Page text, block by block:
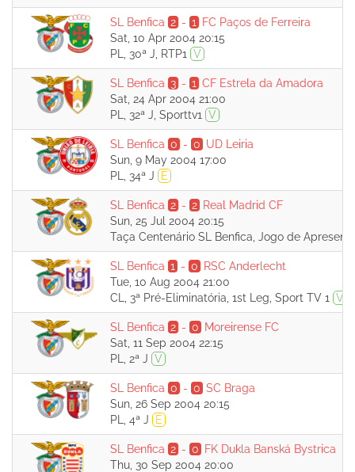
SL Benfica 2 - 1
FC Paços de Ferreira
Sat, 10 Apr 2004 20:15
PL, 30ª J, RTP1
V
SL Benfica 3 - 1 CF Estrela da Amadora
Sat, 24 Apr 2004 21:00
PL, 32ª J, Sporttv1
V
SL Benfica 0 - 0 UD Leiria
Sun, 9 May 2004 17:00
PL, 34ª J
E
SL Benfica 2 - 2 Real Madrid CF
Sun, 25 Jul 2004 20:15
Taça Centenário SL Benfica, Jogo de
SL Benfica 1 - 0
RSC Anderlecht
Tue, 10 Aug 2004 21:00
CL, 3ª Pré-Eliminatória, 1st Leg, Sport TV 1
V
SL Benfica 2 - 0
Moreirense FC
Sat, 11 Sep 2004 22:15
PL, 2ª J V
SL Benfica 0 - 0 SC Braga
Sun, 26 Sep 2004 20:15
PL, 4ª J
E
SL Benfica 2 - 0
FK Dukla Banská Bystrica
Thu, 30 Sep 2004 20:00